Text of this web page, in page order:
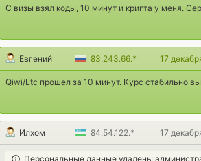
С визы взял коды, 10 минут и крипта у меня.
Евгений 83.243.66.* 17
Qiwi/Ltc прошел за 10 минут. Курс стабильно
Илхом 84.54.122.* 17
Персональные данные удалены